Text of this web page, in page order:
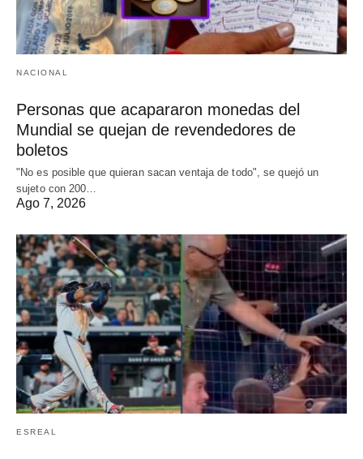
NACIONAL
Personas que acapararon monedas del
Mundial se quejan de revendedores de
boletos
"No es posible que quieran sacan ventaja de todo", se quejó un
sujeto con 200…
Ago 7, 2026
ESREAL